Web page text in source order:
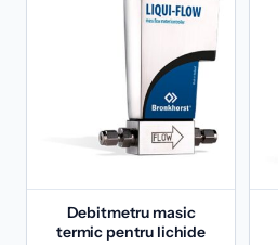
Debitmetru masic
termic pentru lichide